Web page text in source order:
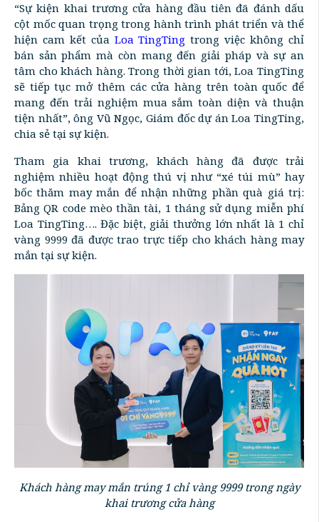
“Sự kiện khai trương cửa hàng đầu tiên đã đánh dấu
cột mốc quan trọng trong hành trình phát triển và thể
hiện cam kết của Loa TingTing trong việc không chỉ
bán sản phẩm mà còn mang đến giải pháp và sự an
tâm cho khách hàng. Trong thời gian tới, Loa TingTing
sẽ tiếp tục mở thêm các cửa hàng trên toàn quốc để
mang đến trải nghiệm mua sắm toàn diện và thuận
tiện nhất”, ông Vũ Ngọc, Giám đốc dự án Loa TingTing,
chia sẻ tại sự kiện.
Tham gia khai trương, khách hàng đã được trải
nghiệm nhiều hoạt động thú vị như “xé túi mù” hay
bốc thăm may mắn để nhận những phần quà giá trị:
Bảng QR code mèo thần tài, 1 tháng sử dụng miễn phí
Loa TingTing…. Đặc biệt, giải thưởng lớn nhất là 1 chỉ
vàng 9999 đã được trao trực tiếp cho khách hàng may
mắn tại sự kiện.
Khách hàng may mắn trúng 1 chỉ vàng 9999 trong ngày
khai trương cửa hàng